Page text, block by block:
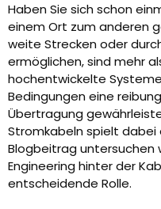
Haben Sie sich schon
einem Ort zum anderen
weite Strecken oder
ermöglichen, sind mehr
hochentwickelte
Bedingungen eine
Übertragung
Stromkabeln spielt dabei
Blogbeitrag untersuchen
Engineering hinter der
entscheidende Rolle.